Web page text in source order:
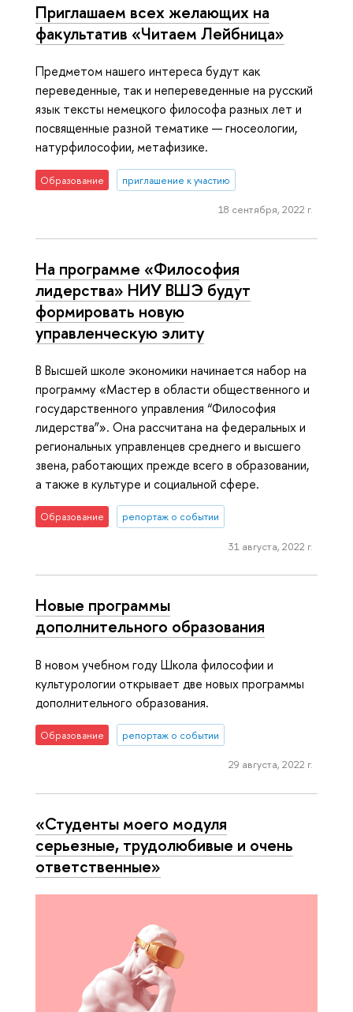
Приглашаем всех желающих на
факультатив «Читаем Лейбница»
Предметом нашего интереса будут как
переведенные, так и непереведенные на русский
язык тексты немецкого философа разных лет и
посвященные разной тематике — гносеологии,
натурфилософии, метафизике.
Образование приглашение к участию
18 сентября, 2022 г.
На программе «Философия
лидерства» НИУ ВШЭ будут
формировать новую
управленческую элиту
В Высшей школе экономики начинается набор на
программу «Мастер в области общественного и
государственного управления “Философия
лидерства”». Она рассчитана на федеральных и
региональных управленцев среднего и высшего
звена, работающих прежде всего в образовании,
а также в культуре и социальной сфере.
Образование репортаж о событии
31 августа, 2022 г.
Новые программы
дополнительного образования
В новом учебном году Школа философии и
культурологии открывает две новых программы
дополнительного образования.
Образование репортаж о событии
29 августа, 2022 г.
«Студенты моего модуля
серьезные, трудолюбивые и очень
ответственные»